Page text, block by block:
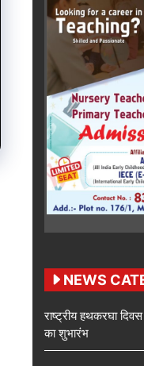
NEWS
राष्ट्रीय हथकरघा दिवस
का शुभारंभ